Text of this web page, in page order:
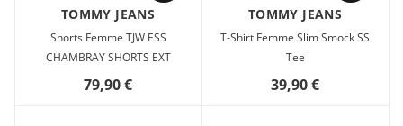
TOMMY JEANS
Shorts Femme TJW ESS
CHAMBRAY SHORTS EXT
79,90 €
TOMMY JEANS
T-Shirt Femme Slim Smock SS
Tee
39,90 €